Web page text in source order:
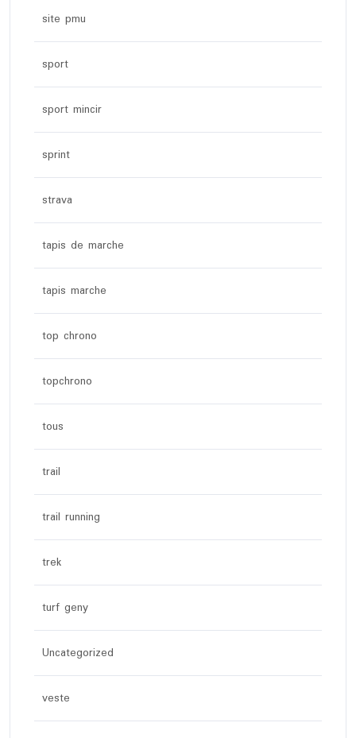
site pmu
sport
sport mincir
sprint
strava
tapis de marche
tapis marche
top chrono
topchrono
tous
trail
trail running
trek
turf geny
Uncategorized
veste